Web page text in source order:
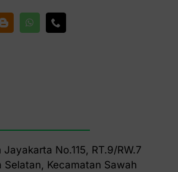
No.115, RT.9/RW.7
Selatan, Kecamatan Sawah